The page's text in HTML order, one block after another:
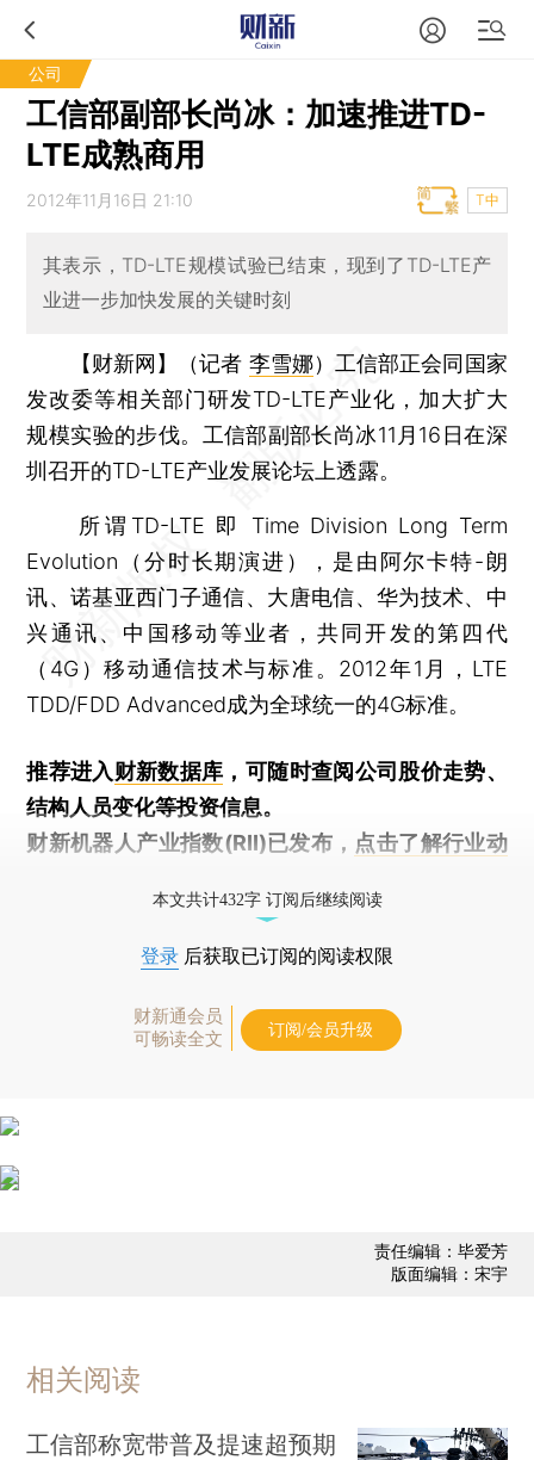
公司
工信部副部长尚冰：加速推进TD-
LTE成熟商用
2012年11月16日 21:10 T中
其表示，TD-LTE规模试验已结束，现到了TD-LTE产
业进一步加快发展的关键时刻
【财新网】（记者 李雪娜） 工信部正会同国家
发改委等相关部门研发TD-LTE产业化，加大扩大
规模实验的步伐。工信部副部长尚冰11月16日在深
圳召开的TD-LTE产业发展论坛上透露。
所谓TD-LTE 即 Time Division Long Term
Evolution（分时长期演进），是由阿尔卡特-朗
讯、诺基亚西门子通信、大唐电信、华为技术、中
兴通讯、中国移动等业者，共同开发的第四代
（4G）移动通信技术与标准。2012年1月，LTE
TDD/FDD Advanced成为全球统一的4G标准。
推荐进入财新数据库 ，可随时查阅公司股价走势、
结构人员变化等投资信息。
财新机器人产业指数(RII)已发布， 点击了解行业动
本文共计432字 订阅后继续阅读
登录 后获取已订阅的阅读权限
财新通会员
可畅读全文
订阅/会员升级
责任编辑：毕爱芳
版面编辑：宋宇
相关阅读
工信部称宽带普及提速超预期